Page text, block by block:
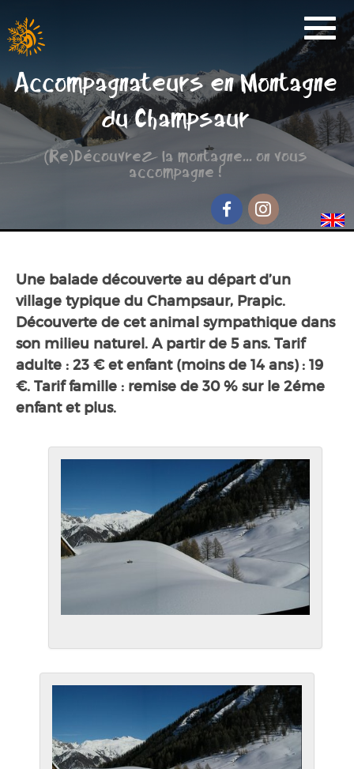
Accompagnateurs en Montagne
du Champsaur
(Re)Découvrez la montagne... on vous
accompagne !
FacebookInstagram
Activités
Réservation
Nos Partenaires
Scolaire
Groupe de randonnée
Séjour jeunesse
Contact et accès
Une balade découverte au départ d’un
village typique du Champsaur, Prapic.
Découverte de cet animal sympathique dans
son milieu naturel. A partir de 5 ans. Tarif
adulte : 23 € et enfant (moins de 14 ans) : 19
€. Tarif famille : remise de 30 % sur le 2éme
enfant et plus.